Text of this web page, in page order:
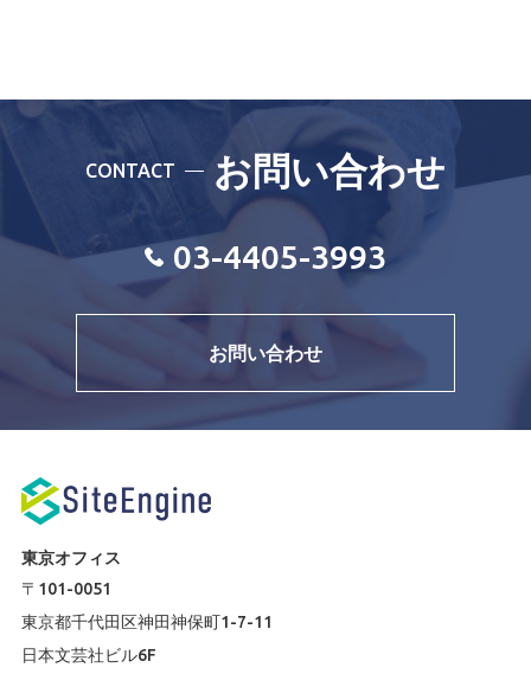
CONTACT お問い合わせ
03-4405-3993
お問い合わせ
東京オフィス
〒101-0051
東京都千代田区神田神保町1-7-11
日本文芸社ビル6F